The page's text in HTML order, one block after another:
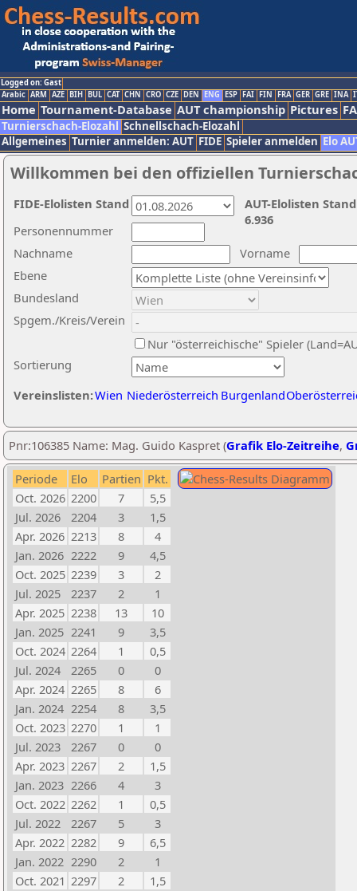
Logged on: Gast
Arabic ARM AZE BIH BUL CAT CHN CRO CZE DEN ENG ESP FAI FIN FRA GER GRE INA
Home Tournament-Database AUT championship Pictures
Turnierschach-Elozahl Schnellschach-Elozahl
Allgemeines Turnier anmelden: AUT FIDE Spieler anmelden Elo
Willkommen bei den offiziellen
Nachname
Vorname
Ebene
Sortierung
Personennummer
Bundesland
Spgem./Kreis/Verein
Nur "österreichische" Spieler
Vereinslisten:Wien Niederösterreich Burgenland
AUT-Elolisten
6.936
FIDE-Elolisten Stand
Pnr:106385 Name: Mag. Guido Kaspret (Grafik Elo-Zeitreihe,
Periode Elo Partien Pkt.
Oct. 2026 2200 7
5,5
Jul. 2026
2204 3
1,5
Apr. 2026 2213 8
4
Jan. 2026 2222 9
4,5
Oct. 2025 2239 3
2
Jul. 2025
2237 2
1
Apr. 2025 2238 13
10
Jan. 2025 2241 9
3,5
Oct. 2024 2264 1
0,5
Jul. 2024
2265 0
0
Apr. 2024 2265 8
6
Jan. 2024 2254 8
3,5
Oct. 2023 2270 1
1
Jul. 2023
2267 0
0
Apr. 2023 2267 2
1,5
Jan. 2023 2266 4
3
Oct. 2022 2262 1
0,5
Jul. 2022
2267 5
3
Apr. 2022 2282 9
6,5
Jan. 2022 2290 2
1
Oct. 2021 2297 2
1,5